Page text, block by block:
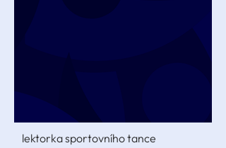
lektorka sportovního tance